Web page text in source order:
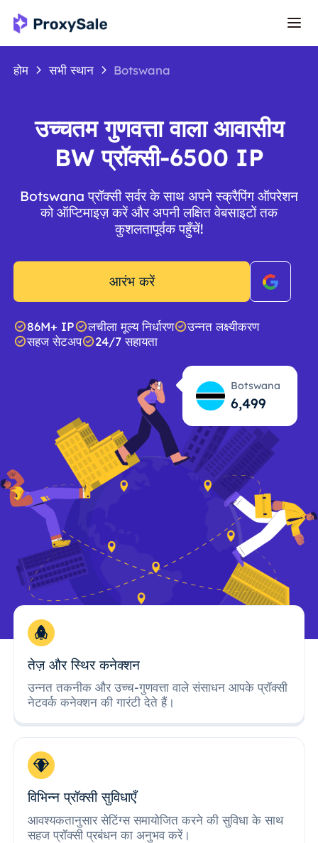
होम सभी स्थान Botswana
उच्चतम गुणवत्ता वाला आवासीय
BW प्रॉक्सी-6500 IP
Botswana प्रॉक्सी सर्वर के साथ अपने स्क्रैपिंग ऑपरेशन
को ऑप्टिमाइज़ करें और अपनी लक्षित वेबसाइटों तक
कुशलतापूर्वक पहुँचें!
आरंभ करें
86M+ IP लचीला मूल्य निर्धारण
उन्नत लक्ष्यीकरण
सहज सेटअप
24/7 सहायता
Botswana
6,500
तेज़ और स्थिर कनेक्शन
उन्नत तकनीक और उच्च-गुणवत्ता वाले संसाधन आपके प्रॉक्सी
नेटवर्क कनेक्शन की गारंटी देते हैं।
विभिन्न प्रॉक्सी सुविधाएँ
आवश्यकतानुसार सेटिंग्स समायोजित करने की सुविधा के साथ
सहज प्रॉक्सी प्रबंधन का अनुभव करें।